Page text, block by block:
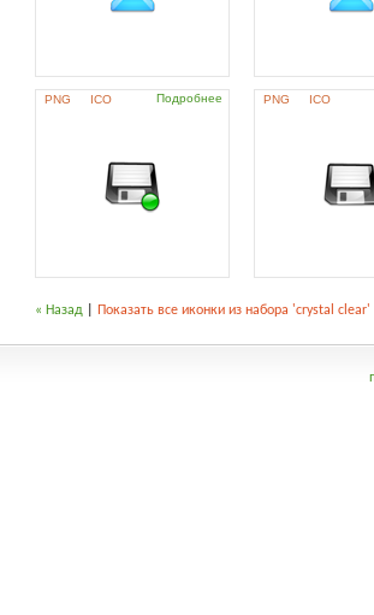
PNG ICO Подробнее PNG ICO
« Назад Показать все иконки из набора 'crystal clear'